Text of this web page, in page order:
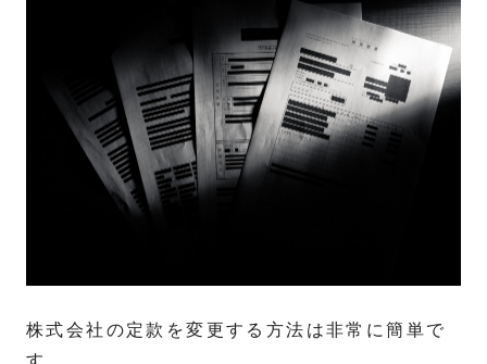
株式会社の定款を変更する方法は非常に簡単で
す。